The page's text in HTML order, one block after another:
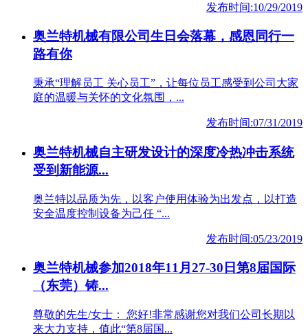
发布时间:10/29/2019
奥兰特机械有限公司生日会落幕，感恩同行一
路有你
秉承“理解员工 关心员工”，让每位员工感受到公司大家
庭的温暖与关怀的文化氛围，...
发布时间:07/31/2019
奥兰特机械自主研发设计的深度冷热冲击系统
受到新能源...
奥兰特以品质为先，以客户使用体验为出发点，以打造
安全温度控制设备为己任 “...
发布时间:05/23/2019
奥兰特机械参加2018年11月27-30日第8届国际
（东莞）铸...
尊敬的先生/女士： 您好!非常感谢您对我们公司长期以
来大力支持，值此“第8届国...